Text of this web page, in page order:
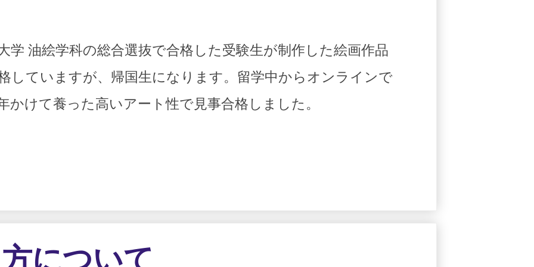
学 油絵学科の総合選抜で合格した受験生が制作した絵画作品
していますが、帰国生になります。留学中からオンラインで
かけて養った高いアート性で見事合格しました。
について